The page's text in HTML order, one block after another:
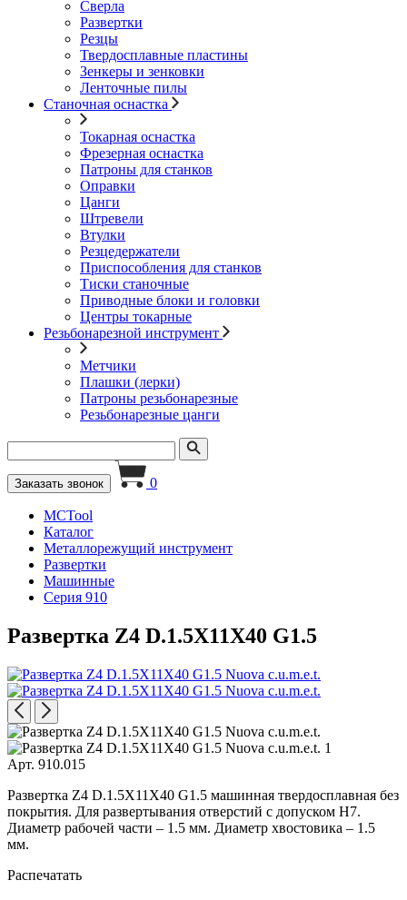
Сверла
Развертки
Резцы
Твердосплавные пластины
Зенкеры и зенковки
Ленточные пилы
Станочная оснастка
Токарная оснастка
Фрезерная оснастка
Патроны для станков
Оправки
Цанги
Штревели
Втулки
Резцедержатели
Приспособления для станков
Тиски станочные
Приводные блоки и головки
Центры токарные
Резьбонарезной инструмент
Метчики
Плашки (лерки)
Патроны резьбонарезные
Резьбонарезные цанги
Заказать звонок 0
MCTool
Каталог
Металлорежущий инструмент
Развертки
Машинные
Серия 910
Развертка Z4 D.1.5X11X40 G1.5
Арт. 910.015
Развертка Z4 D.1.5X11X40 G1.5 машинная твердосплавная без
покрытия. Для развертывания отверстий с допуском H7.
Диаметр рабочей части – 1.5 мм. Диаметр хвостовика – 1.5
мм.
Распечатать